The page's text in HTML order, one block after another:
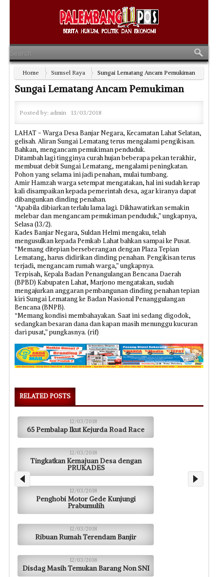
Home Sumsel Raya Sungai Lematang Ancam Pemukiman
Sungai Lematang Ancam Pemukiman
Posted by: admin 13/03/2018
LAHAT - Warga Desa Banjar Negara, Kecamatan Lahat Selatan,
gelisah. Aliran Sungai Lematang terus mengalami pengikisan.
Bahkan, mengancam pemukiman penduduk.
Ditambah lagi tingginya curah hujan beberapa pekan terakhir,
membuat debit Sungai Lematang, mengalami peningkatan.
Pohon yang selama ini jadi penahan, mulai tumbang.
Amir Hamzah warga setempat mengatakan, hal ini sudah kerap
kali disampaikan kepada pemerintah desa, agar kiranya dapat
dibangunkan dinding penahan.
“Apabila dibiarkan terlalu lama lagi. Dikhawatirkan semakin
melebar dan mengancam pemukiman penduduk,” ungkapnya,
Selasa (13/2).
Kades Banjar Negara, Suldan Helmi mengaku, telah
mengusulkan kepada Pemkab Lahat bahkan sampai ke Pusat.
“Memang ditepian berseberangan dengan Plaza Tepian
Lematang, harus didirikan dinding penahan. Pengikisan terus
terjadi, mengancam rumah warga,” ungkapnya.
Terpisah, Kepala Badan Penangulangan Bencana Daerah
(BPBD) Kabupaten Lahat, Marjono mengatakan, sudah
mengajurkan anggaran pembangunan dinding penahan tepian
kiri Sungai Lematang ke Badan Nasional Penanggulangan
Bencana (BNPB).
“Memang kondisi membahayakan. Saat ini sedang digodok,
sedangkan besaran dana dan kapan masih menunggu kucuran
dari pusat,” pungkasnya. (rif)
RELATED POSTS
12/03/2018
65 Pembalap Ikut Kejurda Road Race
12/03/2018
Tingkatkan Kemajuan Desa dengan
PRUKADES
12/03/2018
Penghobi Motor Gede Kunjungi
Prabumulih
12/03/2018
Ribuan Rumah Terendam Banjir
12/03/2018
Disdag Masih Temukan Barang Non SNI